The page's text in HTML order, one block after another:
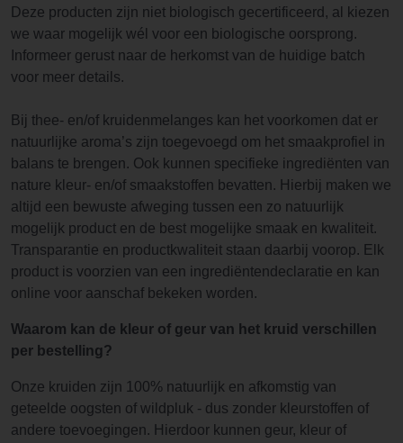
Deze producten zijn niet biologisch gecertificeerd, al kiezen
we waar mogelijk wél voor een biologische oorsprong.
Informeer gerust naar de herkomst van de huidige batch
voor meer details.
Bij thee- en/of kruidenmelanges kan het voorkomen dat er
natuurlijke aroma’s zijn toegevoegd om het smaakprofiel in
balans te brengen. Ook kunnen specifieke ingrediënten van
nature kleur- en/of smaakstoffen bevatten. Hierbij maken we
altijd een bewuste afweging tussen een zo natuurlijk
mogelijk product en de best mogelijke smaak en kwaliteit.
Transparantie en productkwaliteit staan daarbij voorop. Elk
product is voorzien van een ingrediëntendeclaratie en kan
online voor aanschaf bekeken worden.
Waarom kan de kleur of geur van het kruid verschillen
per bestelling?
Onze kruiden zijn 100% natuurlijk en afkomstig van
geteelde oogsten of wildpluk - dus zonder kleurstoffen of
andere toevoegingen. Hierdoor kunnen geur, kleur of